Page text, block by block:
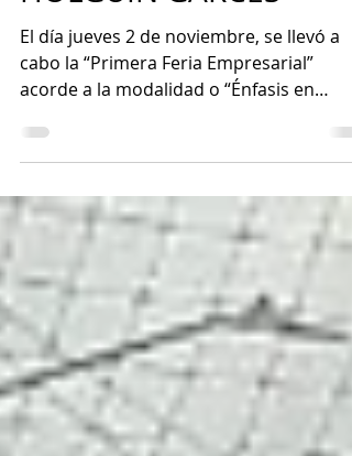
HOLGUÍN GARCÉS
El día jueves 2 de noviembre, se llevó a
acorde a la modalidad o “Énfasis en
formación Turística” por...